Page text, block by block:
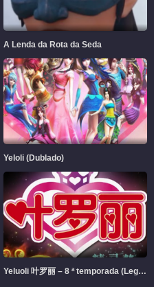
A Lenda da Rota da Seda
Yeloli (Dublado)
Yeluoli 叶罗丽 – 8 ª temporada (Legendado)